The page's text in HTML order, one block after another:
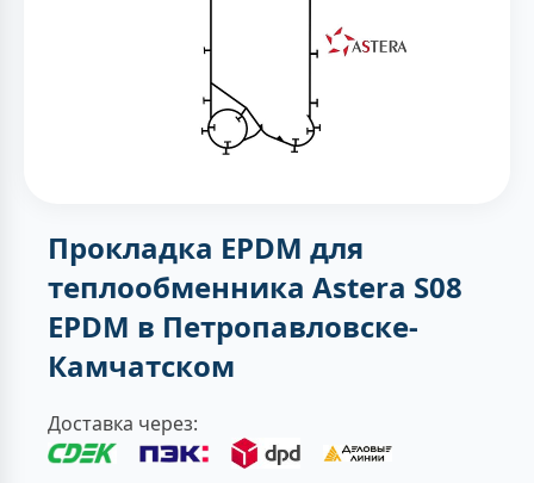
Прокладка EPDM для
теплообменника Astera S08
EPDM в Петропавловске-
Камчатском
Доставка через: